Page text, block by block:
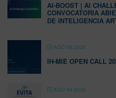
AI-BOOST | AI
CONVOCATORIA
DE INTELIGENCIA
AGO 06 2026
IH-MIE OPEN CALL
AGO 06 2026